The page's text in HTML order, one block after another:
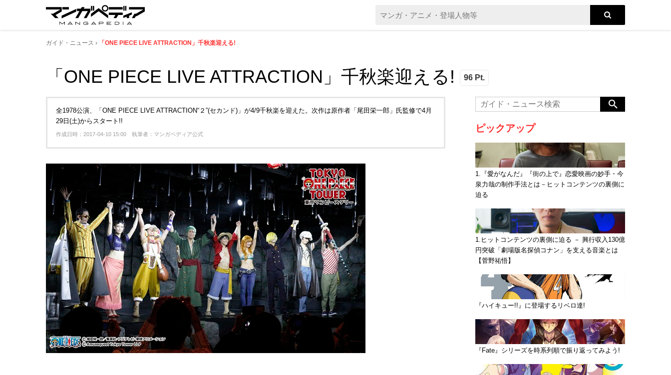
ガイド・ニュース 「ONE PIECE LIVE ATTRACTION」千秋楽迎える!
「ONE PIECE LIVE ATTRACTION」千秋楽迎える! 96 Pt.
全1978公演、「ONE PIECE LIVE ATTRACTION“２”(セカンド)」が4/9千秋楽を迎えた。次作は原作者「尾田栄一郎」氏監修で4月
29日(土)からスタート!!
作成日時：2017-04-10 15:00 執筆者：マンガペディア公式
ピックアップ
1.『愛がなんだ』『街の上で』恋愛映画の妙手・今
泉力哉の制作手法とは－ヒットコンテンツの裏側に
迫る
1.ヒットコンテンツの裏側に迫る － 興行収入130億
円突破「劇場版名探偵コナン」を支える音楽とは
【菅野祐悟】
『ハイキュー!!』に登場するリベロ達!
『Fate』シリーズを時系列順で振り返ってみよう!